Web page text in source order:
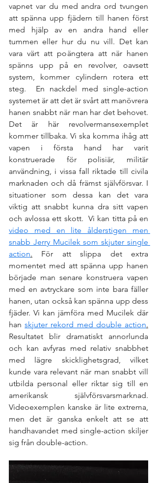
vapnet var du med andra ord tvungen
att spänna upp fjädern till hanen först
med hjälp av en andra hand eller
tummen eller hur du nu vill. Det kan
vara värt att poängtera att när hanen
spänns upp på en revolver, oavsett
system, kommer cylindern rotera ett
steg.  En nackdel med single-action
systemet är att det är svårt att manövrera
hanen snabbt när man har det behovet.
Det är här revolvermansexemplet
kommer tillbaka. Vi ska komma ihåg att
vapen i första hand har varit
konstruerade för polisiär, militär
användning, i vissa fall riktade till civila
marknaden och då främst självförsvar. I
situationer som dessa kan det vara
viktig att snabbt kunna dra sitt vapen
video med en lite ålderstigen men
snabb Jerry Mucilek som skjuter single
action. För att slippa det extra
momentet med att spänna upp hanen
började man senare konstruera vapen
med en avtryckare som inte bara fäller
hanen, utan också kan spänna upp dess
fjäder. Vi kan jämföra med Mucilek där
han skjuter rekord med double action.
Resultatet blir dramatiskt annorlunda
och kan avfyras med relativ snabbhet
med lägre skicklighetsgrad, vilket
kunde vara relevant när man snabbt vill
utbilda personal eller riktar sig till en
amerikansk självförsvarsmarknad.
Videoexemplen kanske är lite extrema,
men det är ganska enkelt att se att
handhavandet med single-action skiljer
sig från double-action.